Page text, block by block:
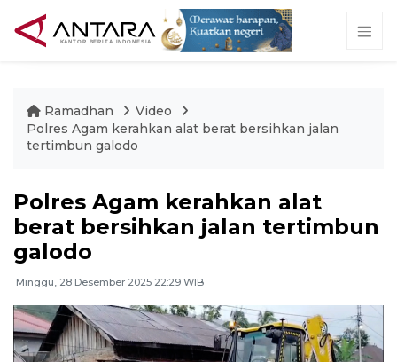
Ramadhan
Video
Polres Agam kerahkan alat berat bersihkan jalan
tertimbun galodo
Polres Agam kerahkan alat
berat bersihkan jalan tertimbun
galodo
Minggu, 28 Desember 2025 22:29 WIB